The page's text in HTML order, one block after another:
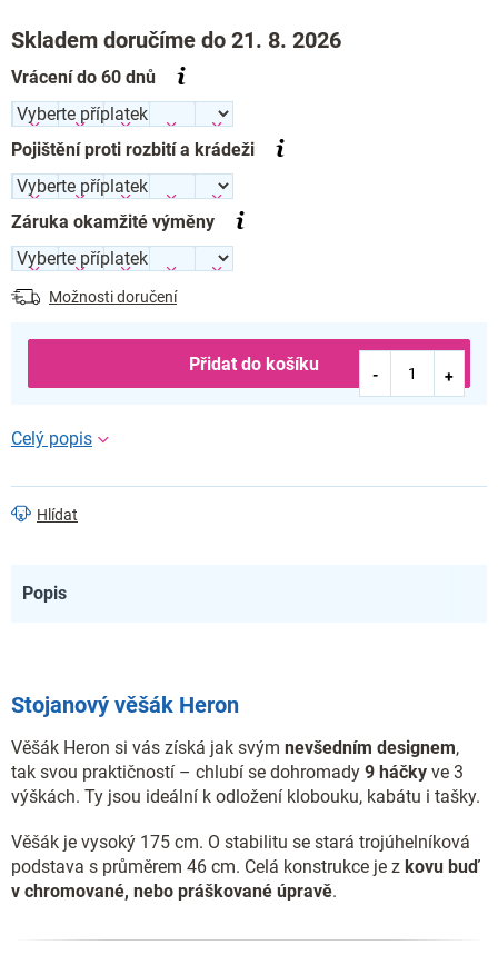
Skladem doručíme do 21. 8. 2026
Vrácení do 60 dnů
Pojištění proti rozbití a krádeži
Záruka okamžité výměny
Možnosti doručení
Přidat do košíku
Hlídat
Popis
Stojanový věšák Heron
Věšák Heron si vás získá jak svým nevšedním designem,
tak svou praktičností – chlubí se dohromady 9 háčky ve 3
výškách. Ty jsou ideální k odložení klobouku, kabátu i tašky.
Věšák je vysoký 175 cm. O stabilitu se stará trojúhelníková
podstava s průměrem 46 cm. Celá konstrukce je z kovu buď
v chromované, nebo práškované úpravě.